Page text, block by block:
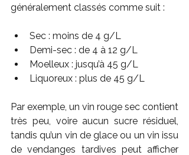
généralement classés comme suit :
Sec : moins de 4 g/L
Demi-sec : de 4 à 12 g/L
Moelleux : jusqu’à 45 g/L
Liquoreux : plus de 45 g/L
Par exemple, un vin rouge sec contient
très peu, voire aucun sucre
tandis qu’un vin de glace ou un vin issu
de vendanges tardives peut afficher